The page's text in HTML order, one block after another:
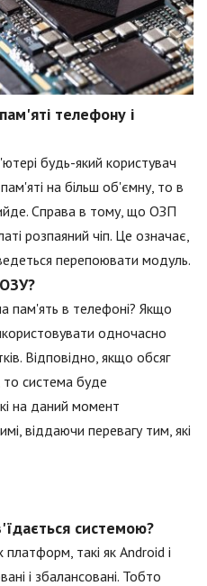
телефону і
будь-який користувач
на більш об'ємну, то в
Справа в тому, що ОЗП
розпаяний чіп. Це означає,
перепоювати модуль.
пам'ять в телефоні? Якщо
одночасно
Відповідно, якщо обсяг
то система буде
на даний момент
віддаючи перевагу тим, які
системою?
платформ, такі як Android і
і збалансовані. Тобто